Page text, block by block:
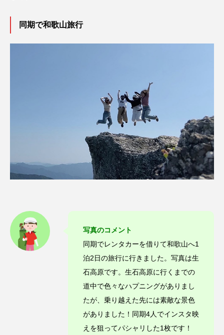
同期で和歌山旅行
写真のコメント
同期でレンタカーを借りて和歌山へ1
泊2日の旅行に行きました。写真は生
石高原です。生石高原に行くまでの
道中で色々なハプニングがありまし
たが、乗り越えた先には素敵な景色
がありました！同期4人でインスタ映
えを狙ってパシャリした1枚です！